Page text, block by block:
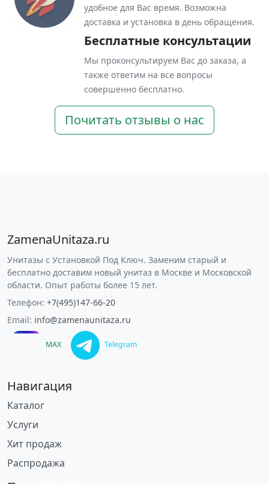
удобное для Вас время. Возможна
доставка и установка в день обращения.
Бесплатные консультации
Мы проконсультируем Вас до заказа, а
также ответим на все вопросы
совершенно бесплатно.
Почитать отзывы о нас
ZamenaUnitaza.ru
Унитазы с Установкой Под Ключ. Заменим старый и
бесплатно доставим новый унитаз в Москве и Московской
области. Опыт работы более 15 лет.
Телефон: +7(495)147-66-20
Email: info@zamenaunitaza.ru
MAX Telegram
Навигация
Каталог
Услуги
Хит продаж
Распродажа